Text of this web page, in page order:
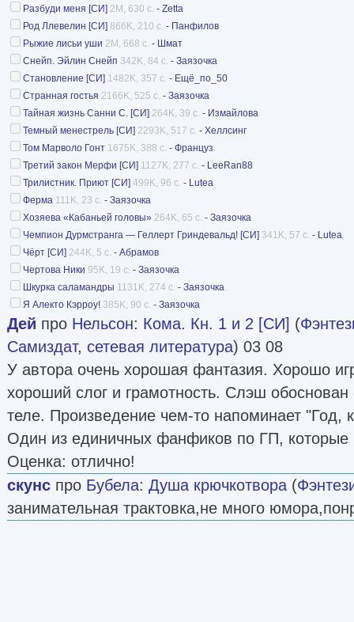
Разбуди меня [СИ] 2M, 630 с. - Zetta
Род Ллевелин [СИ] 866K, 210 с. - Панфилов
Рыжие лисьи уши 2M, 668 с. - Шмат
Снейп. Эйлин Снейп 342K, 84 с. - Заязочка
Становление [СИ] 1482K, 357 с. - Ещё_по_50
Странная гостья 2166K, 525 с. - Заязочка
Тайная жизнь Санни С. [СИ] 264K, 39 с. - Измайлова
Темный менестрель [СИ] 2293K, 517 с. - Хеллсинг
Том Марволо Гонт 1675K, 388 с. - Француз
Третий закон Мерфи [СИ] 1127K, 277 с. - LeeRan88
Трилистник. Приют [СИ] 499K, 96 с. - Lutea
Ферма 111K, 23 с. - Заязочка
Хозяева «Кабаньей головы» 264K, 65 с. - Заязочка
Чемпион Дурмстранга — Геллерт Гриндевальд! [СИ] 341K, 57 с. - Lutea
Чёрт [СИ] 244K, 5 с. - Абрамов
Чертова Ники 95K, 19 с. - Заязочка
Шкурка саламандры 1131K, 274 с. - Заязочка
Я Алекто Кэрроу! 385K, 90 с. - Заязочка
Дей про Нельсон: Кома. Кн. 1 и 2 [СИ] (
Самиздат, сетевая литература) 03 08
У автора очень хорошая фантазия. Хорошо
хороший слог и грамотность. Слэш
теле. Произведение чем-то напоминает "Год,
Один из единичных фанфиков по ГП, которые
Оценка: отлично!
скунс про Бубела: Душа крючкотвора (
занимательная трактовка,не много